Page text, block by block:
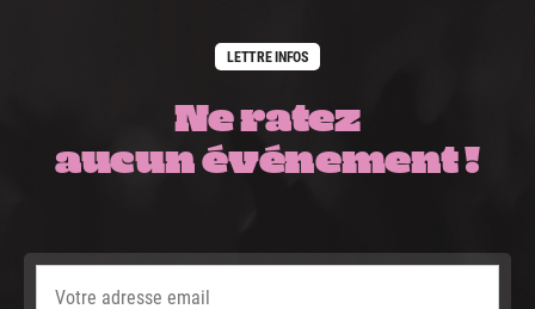
LETTRE INFOS
Ne ratez
aucun événement !